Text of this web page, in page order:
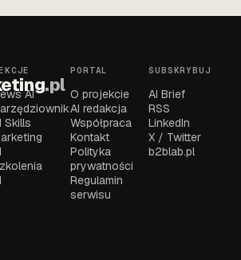
.pl
AI
Skills
PORTAL
O projekcie
AI redakcja
Współpraca
Kontakt
Polityka
prywatności
Regulamin
serwisu
SUBSKRYBUJ
AI Brief
RSS
LinkedIn
X / Twitter
b2blab.pl